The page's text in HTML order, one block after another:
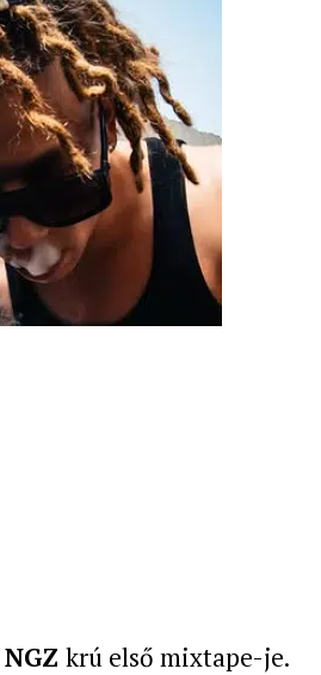
NGZ krú első mixtape-je.